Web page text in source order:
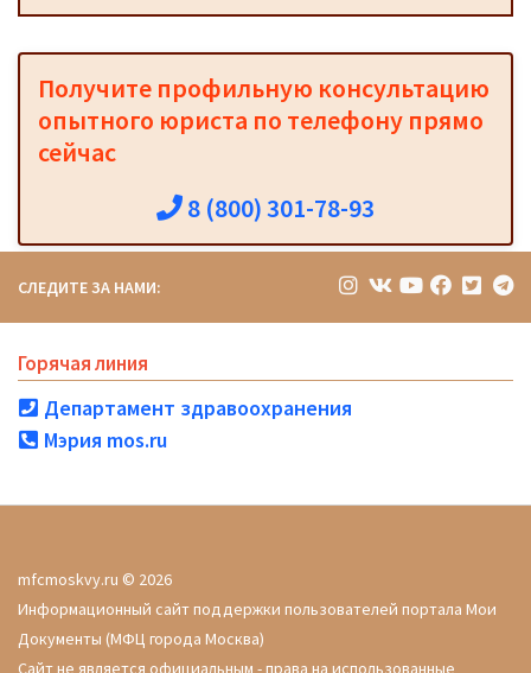
Получите профильную консультацию
опытного юриста по телефону прямо
сейчас
8 (800) 301-78-93
СЛЕДИТЕ ЗА НАМИ:
Горячая линия
Департамент здравоохранения
Мэрия mos.ru
mfcmoskvy.ru © 2026
Информационный сайт поддержки пользователей портала Мои
Документы (МФЦ города Москва)
Сайт не является официальным - права на использованные